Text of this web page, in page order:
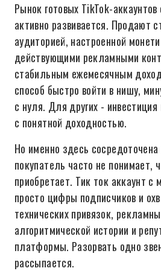
Рынок готовых TikTok-аккаунтов
активно развивается. Продают
аудиторией, настроенной
действующими рекламными
стабильным ежемесячным
способ быстро войти в нишу,
с нуля. Для других -
с понятной доходностью.
Но именно здесь
покупатель часто не понимает,
приобретает. Тик ток аккаунт с
просто цифры подписчиков и
технических привязок,
алгоритмической истории и
платформы. Разорвать одно
рассыпается.